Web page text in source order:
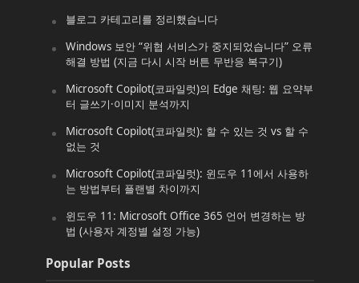
블로그 카테고리를 정리했습니다
Windows 보안 “위협 서비스가 중지되었습니다” 오류
해결 방법 (지금 다시 시작 버튼 무반응 복구기)
Microsoft Copilot(코파일럿)의 Edge 채팅: 웹 요약부
터 글쓰기·이미지 분석까지
Microsoft Copilot(코파일럿): 할 수 있는 것 vs 할 수
없는 것
Microsoft Copilot(코파일럿): 윈도우 11에서 사용하
는 방법부터 플랜별 차이까지
윈도우 11: Microsoft Office 365 언어 변경하는 방
법 (사용자 계정별 설정 가능)
Popular Posts